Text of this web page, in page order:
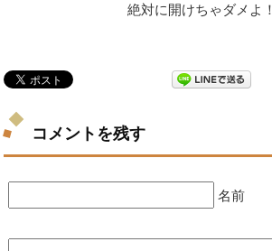
絶対に開けちゃダメよ！
コメントを残す
名前